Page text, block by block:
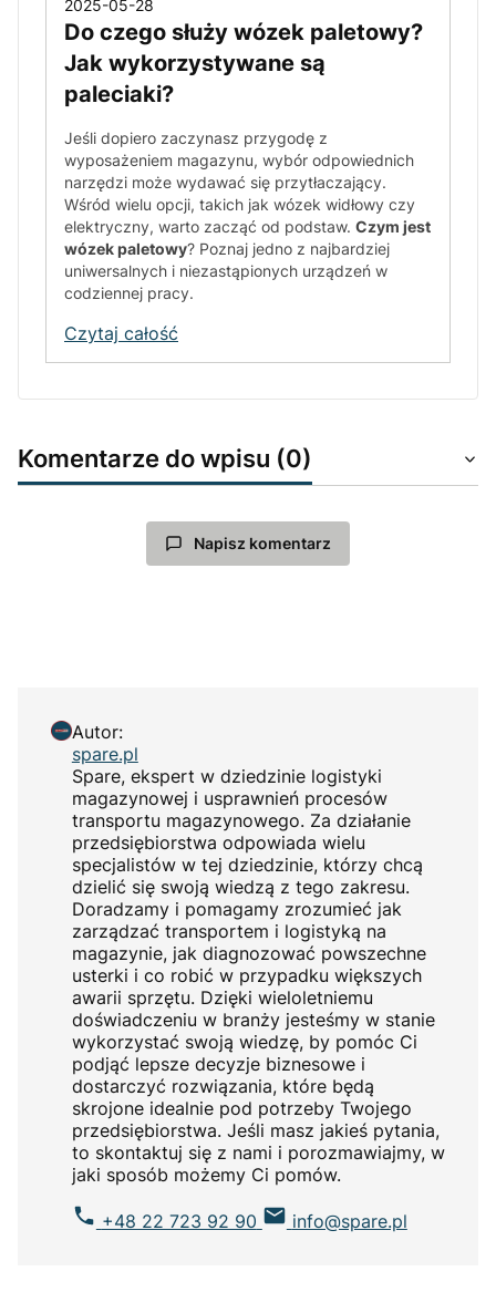
2025-05-28
Do czego służy wózek paletowy?
Jak wykorzystywane są
paleciaki?
Jeśli dopiero zaczynasz przygodę z
wyposażeniem magazynu, wybór odpowiednich
narzędzi może wydawać się przytłaczający.
Wśród wielu opcji, takich jak wózek widłowy czy
elektryczny, warto zacząć od podstaw. Czym jest
wózek paletowy? Poznaj jedno z najbardziej
uniwersalnych i niezastąpionych urządzeń w
codziennej pracy.
Czytaj całość
Komentarze do wpisu (0)
Napisz komentarz
Autor:
spare.pl
Spare, ekspert w dziedzinie logistyki
magazynowej i usprawnień procesów
transportu magazynowego. Za działanie
przedsiębiorstwa odpowiada wielu
specjalistów w tej dziedzinie, którzy chcą
dzielić się swoją wiedzą z tego zakresu.
Doradzamy i pomagamy zrozumieć jak
zarządzać transportem i logistyką na
magazynie, jak diagnozować powszechne
usterki i co robić w przypadku większych
awarii sprzętu. Dzięki wieloletniemu
doświadczeniu w branży jesteśmy w stanie
wykorzystać swoją wiedzę, by pomóc Ci
podjąć lepsze decyzje biznesowe i
dostarczyć rozwiązania, które będą
skrojone idealnie pod potrzeby Twojego
przedsiębiorstwa. Jeśli masz jakieś pytania,
to skontaktuj się z nami i porozmawiajmy, w
jaki sposób możemy Ci pomów.
+48 22 723 92 90 info@spare.pl